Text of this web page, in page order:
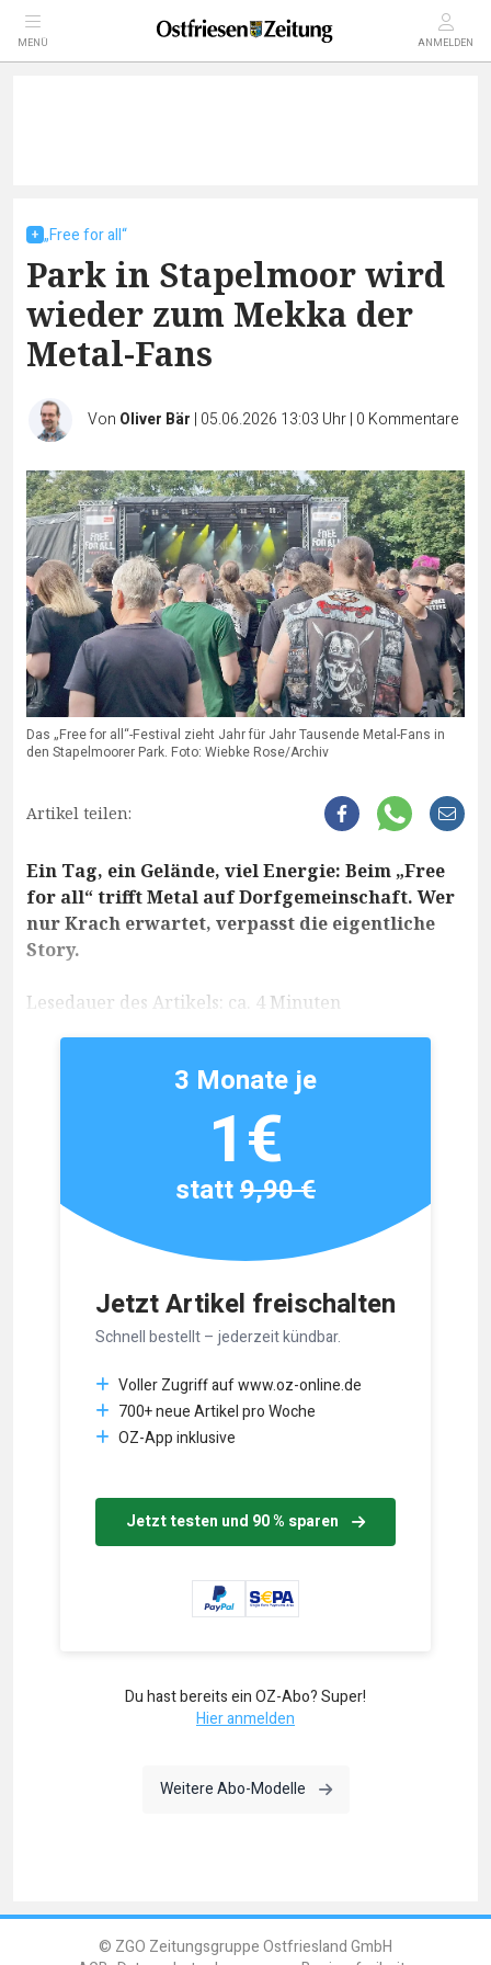
MENÜ ANMELDEN
„Free for all“
Park in Stapelmoor wird
wieder zum Mekka der
Metal-Fans
Von Oliver Bär | 05.06.2026 13:03 Uhr| 0 Kommentare
Das „Free for all“-Festival zieht Jahr für Jahr Tausende Metal-Fans in
den Stapelmoorer Park. Foto: Wiebke Rose/Archiv
Artikel teilen:
Ein Tag, ein Gelände, viel Energie: Beim „Free
for all“ trifft Metal auf Dorfgemeinschaft. Wer
nur Krach erwartet, verpasst die eigentliche
Story.
Lesedauer des Artikels: ca. 4 Minuten
Jetzt Artikel freischalten
Schnell bestellt – jederzeit kündbar.
Voller Zugriff auf www.oz-online.de
700+ neue Artikel pro Woche
OZ-App inklusive
Jetzt testen und 90 % sparen
3 Monate je
1€
statt9,90 €
Du hast bereits ein OZ-Abo? Super!
Hier anmelden
Weitere Abo-Modelle
© ZGO Zeitungsgruppe Ostfriesland GmbH